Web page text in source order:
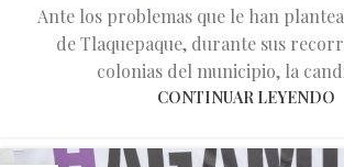
Ante los problemas que le han
de Tlaquepaque, durante sus
colonias del municipio, la
CONTINUAR LEYENDO